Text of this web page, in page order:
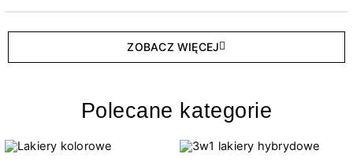
ZOBACZ WIĘCEJ
Polecane kategorie